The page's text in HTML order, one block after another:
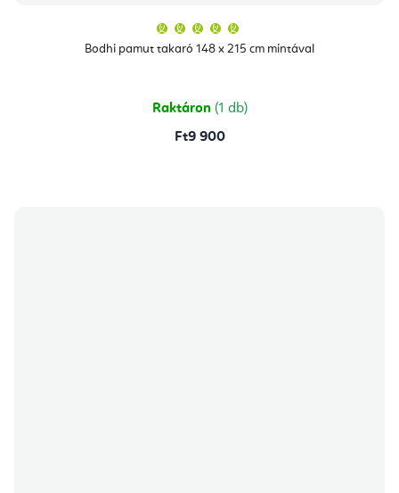
Bodhi pamut takaró 148 x 215 cm mintával
átlagos
értékelése
csillag.
Raktáron (1 db)
Ft9 900